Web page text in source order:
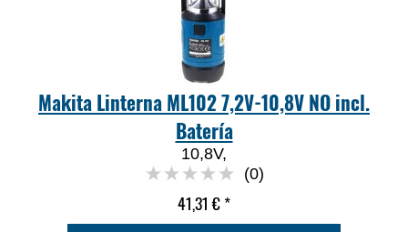
Makita Linterna ML102 7,2V-10,8V NO incl.
Batería
10,8V,
(0)
41,31 €*